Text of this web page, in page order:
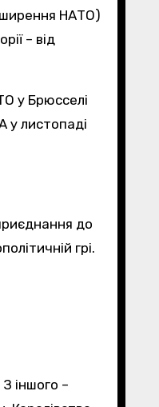
НАТО)
– від
у Брюсселі
у листопаді
до
грі.
іншого –